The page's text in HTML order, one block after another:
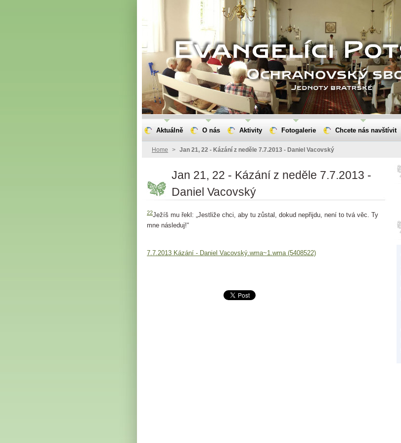
Home > Jan 21, 22 - Kázání z neděle 7.7.2013 - Daniel Vacovský
Jan 21, 22 - Kázání z neděle 7.7.2013 -
Daniel Vacovský
22Ježíš mu řekl: „Jestliže chci, aby tu zůstal, dokud nepřijdu, není to tvá věc. Ty
mne následuj!“
7.7.2013 Kázání - Daniel Vacovský.wma~1.wma (5408522)
Aktuálně O nás Aktivity Fotogalerie Chcete nás navštívit